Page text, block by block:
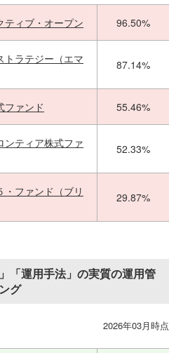
ティブ・オープン 96.50%
トラテジー（エマ
87.14%
ファンド 55.46%
ンティア株式ファ
52.33%
・ファンド（ブリ
29.87%
「運用手法」の実質の運用管
グ
2026年03月時点